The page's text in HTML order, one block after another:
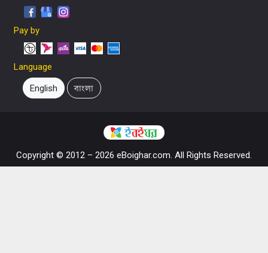
Pay by
Language
English বাংলা
Copyright © 2012 – 2026 eBoighar.com. All Rights Reserved.